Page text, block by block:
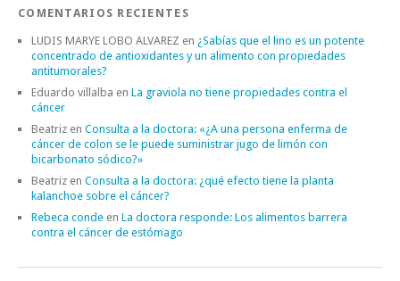
COMENTARIOS RECIENTES
LUDIS MARYE LOBO ALVAREZ en ¿Sabías que el lino es un potente
concentrado de antioxidantes y un alimento con propiedades
antitumorales?
Eduardo villalba en La graviola no tiene propiedades contra el
cáncer
Beatriz en Consulta a la doctora: «¿A una persona enferma de
cáncer de colon se le puede suministrar jugo de limón con
bicarbonato sódico?»
Beatriz en Consulta a la doctora: ¿qué efecto tiene la planta
kalanchoe sobre el cáncer?
Rebeca conde en La doctora responde: Los alimentos barrera
contra el cáncer de estómago